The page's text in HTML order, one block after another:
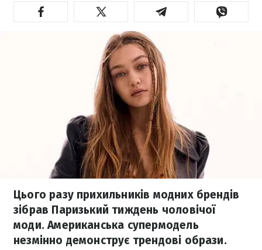
Цього разу прихильників модних брендів
зібрав Паризький тиждень чоловічої
моди. Американська супермодель
незмінно демонструє трендові образи.